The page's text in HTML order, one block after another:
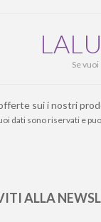
Se
sui i nostri
dati sono riservati e
ALLA